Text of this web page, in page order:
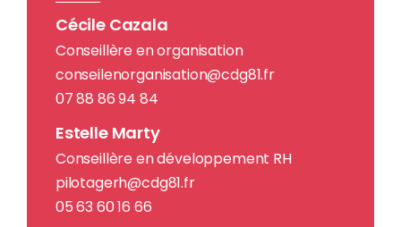
Cécile Cazala
Conseillère en organisation
conseilenorganisation@cdg81.fr
07 88 86 94 84
Estelle Marty
Conseillère en développement RH
pilotagerh@cdg81.fr
05 63 60 16 66